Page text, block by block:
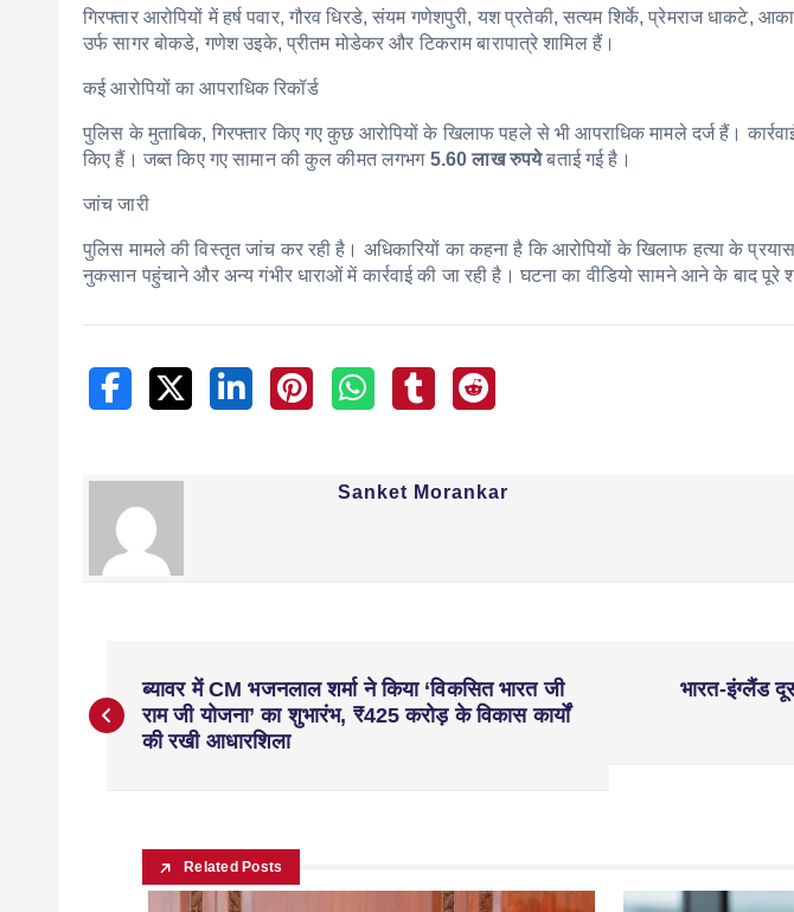
गिरफ्तार आरोपियों में हर्ष पवार, गौरव धिरडे, संयम गणेशपुरी, यश प्रतेकी, सत्यम शिर्के, प्रेमराज धाकटे,
उर्फ सागर बोकडे, गणेश उइके, प्रीतम मोडेकर और टिकराम बारापात्रे शामिल हैं।
कई आरोपियों का आपराधिक रिकॉर्ड
पुलिस के मुताबिक, गिरफ्तार किए गए कुछ आरोपियों के खिलाफ पहले से भी आपराधिक मामले दर्ज हैं।
किए हैं। जब्त किए गए सामान की कुल कीमत लगभग 5.60 लाख रुपयेबताई गई है।
जांच जारी
पुलिस मामले की विस्तृत जांच कर रही है। अधिकारियों का कहना है कि आरोपियों के खिलाफ हत्या के प्रयास,
नुकसान पहुंचाने और अन्य गंभीर धाराओं में कार्रवाई की जा रही है। घटना का वीडियो सामने आने के बाद
Sanket Morankar
ब्यावर में CM भजनलाल शर्मा ने किया ‘विकसित भारत जी
राम जी योजना’ का शुभारंभ, ₹425 करोड़ के विकास कार्यों
की रखी आधारशिला
भारत-इंग्लैंड
Related Posts